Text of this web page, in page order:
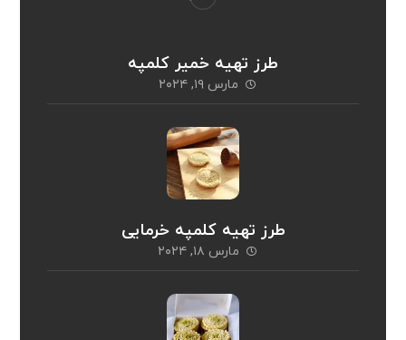
طرز تهیه خمیر کلمپه
مارس ۱۹, ۲۰۲۴
طرز تهیه کلمپه خرمایی
مارس ۱۸, ۲۰۲۴